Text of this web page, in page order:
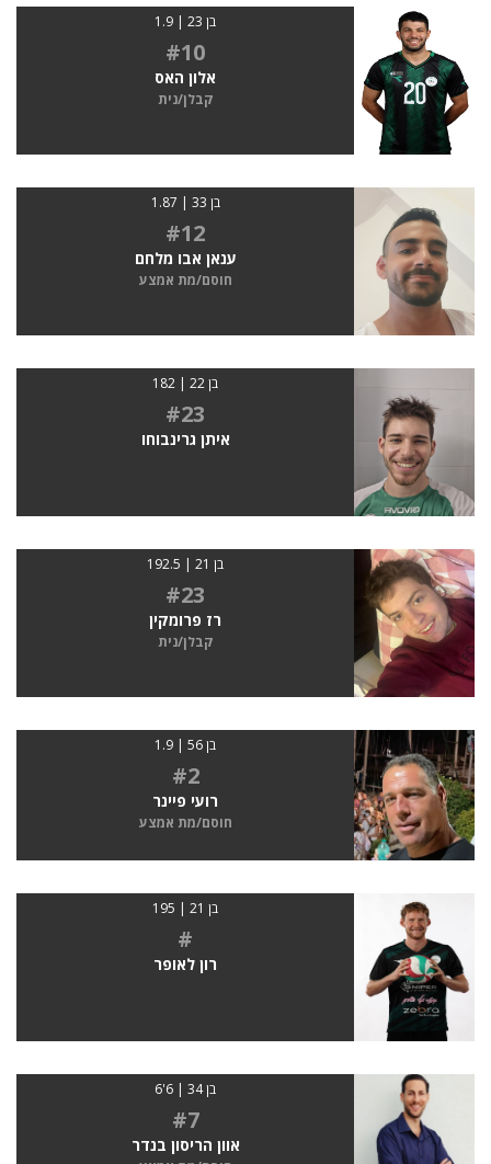
בן 23 | 1.9
#10
אלון האס
קבלן/נית
בן 33 | 1.87
#12
ענאן אבו מלחם
חוסם/מת אמצע
בן 22 | 182
#23
איתן גרינבוחו
בן 21 | 192.5
#23
רז פרומקין
קבלן/נית
בן 56 | 1.9
#2
רועי פיינר
חוסם/מת אמצע
בן 21 | 195
#
רון לאופר
בן 34 | 6'6
#7
אוון הריסון בנדר